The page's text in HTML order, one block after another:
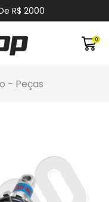
R$ 2000
0
- Peças